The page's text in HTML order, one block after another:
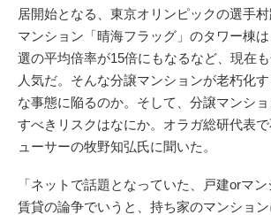
居開始となる、東京オリンピックの選手
マンション「晴海フラッグ」のタワー棟
選の平均倍率が15倍にもなるなど、現在
人気だ。そんな分譲マンションが老朽化
な事態に陥るのか。そして、分譲マンシ
すべきリスクはなにか。オラガ総研代表
ューサーの牧野知弘氏に聞いた。
「ネットで話題となっていた、戸建orマ
賃貸の論争でいうと、持ち家のマンショ